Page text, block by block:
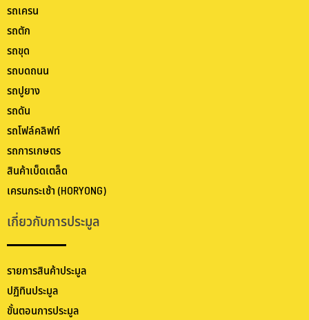
รถเครน
รถตัก
รถขุด
รถบดถนน
รถปูยาง
รถดัน
รถโฟล์คลิฟท์
รถการเกษตร
สินค้าเบ็ดเตล็ด
เครนกระเช้า (HORYONG)
เกี่ยวกับการประมูล
รายการสินค้าประมูล
ปฏิทินประมูล
ขั้นตอนการประมูล